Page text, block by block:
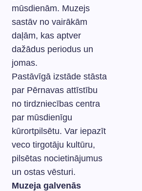
mūsdienām. Muzejs
sastāv no vairākām
daļām, kas aptver
dažādus periodus un
jomas.
Pastāvīgā izstāde stāsta
par Pērnavas attīstību
no tirdzniecības centra
par mūsdienīgu
kūrortpilsētu. Var iepazīt
veco tirgotāju kultūru,
pilsētas nocietinājumus
un ostas vēsturi.
Muzeja galvenās